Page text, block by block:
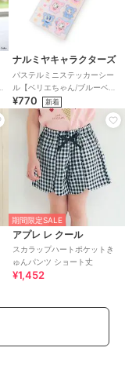
ナルミヤキャラクターズ
パステルミニステッカーシー
ル【ベリエちゃん/ブルーベリ
エちゃん/デビリーちゃん/ナカ
ムラくん】
¥770 新着
期間限定SALE
アプレ レ クール
スカラップハートポケットき
ゅんパンツ ショート丈
¥1,452